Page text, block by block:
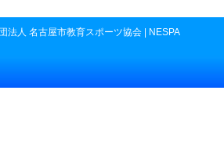
法人 名古屋市教育スポーツ協会 | NESPA